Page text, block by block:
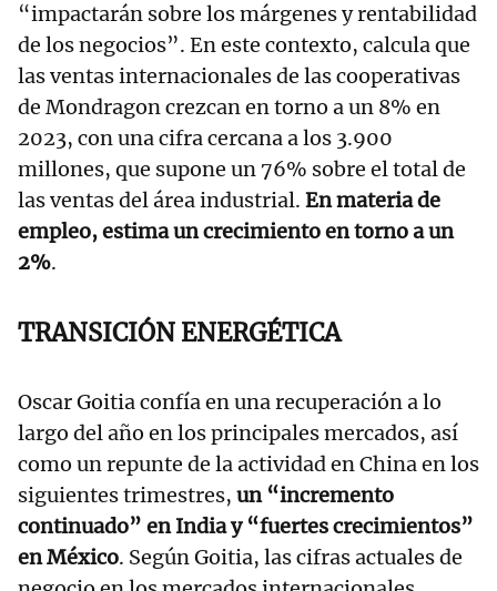
“impactarán sobre los márgenes y rentabilidad
de los negocios”. En este contexto, calcula que
las ventas internacionales de las cooperativas
de Mondragon crezcan en torno a un 8% en
2023, con una cifra cercana a los 3.900
millones, que supone un 76% sobre el total de
las ventas del área industrial. En materia de
empleo, estima un crecimiento en torno a un
2%.
TRANSICIÓN ENERGÉTICA
Oscar Goitia confía en una recuperación a lo
largo del año en los principales mercados, así
como un repunte de la actividad en China en los
siguientes trimestres, un “incremento
continuado” en India y “fuertes crecimientos”
en México. Según Goitia, las cifras actuales de